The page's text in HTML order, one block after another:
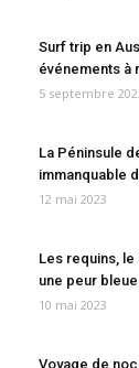
Surf trip en
événements à
5 septembre
La Péninsule
immanquable
12 mai 2023
Les requins, le
une peur bleue
10 mai 2023
Voyage de